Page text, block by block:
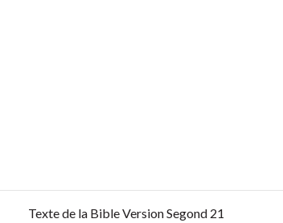
Texte de la Bible Version Segond 21